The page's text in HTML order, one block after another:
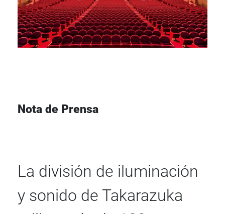
Nota de Prensa
La división de iluminación
y sonido de Takarazuka